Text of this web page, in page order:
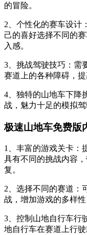
的冒险。
2、个性化的赛车设计
己的喜好选择不同的
入感。
3、挑战驾驶技巧：需
赛道上的各种障碍，
4、独特的山地车下降
战，魅力十足的模拟
极速山地车免费版
1、丰富的游戏关卡：
具有不同的挑战内容
复。
2、选择不同的赛道：
战，增加游戏的多样
3、控制山地自行车行
地自行车在赛道上行